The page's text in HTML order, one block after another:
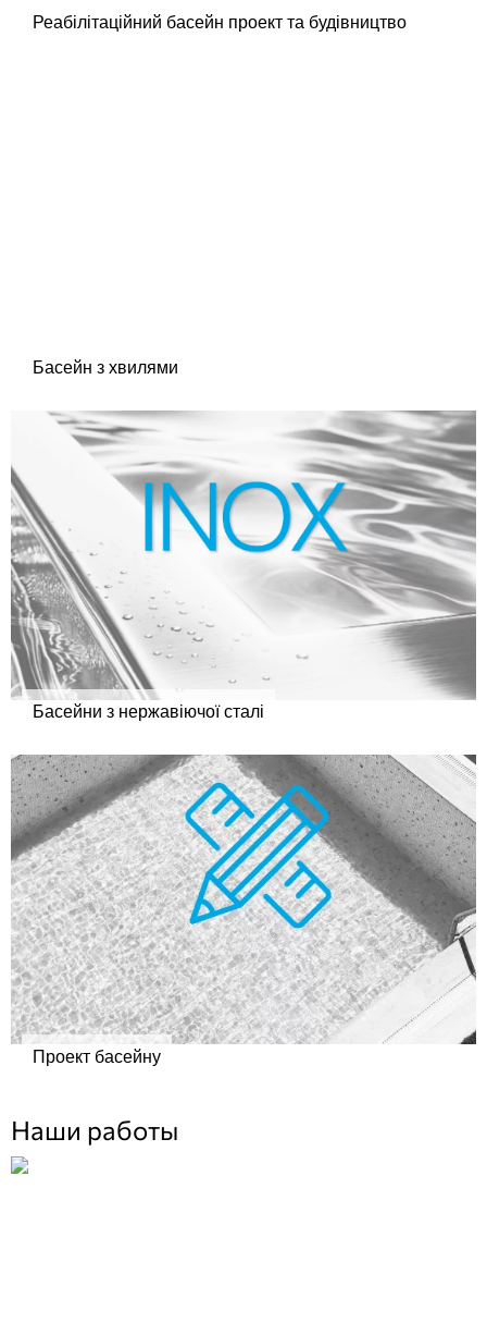
Реабілітаційний басейн проект та будівництво
Басейн з хвилями
Басейни з нержавіючої сталі
Проект басейну
Наши работы